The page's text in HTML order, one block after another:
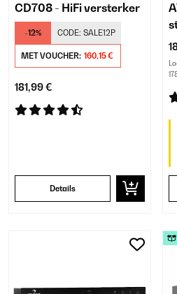
CD708 - HiFi versterker
-12% CODE: SALE12P
MET VOUCHER: 160,15 €
181,99 €
Details